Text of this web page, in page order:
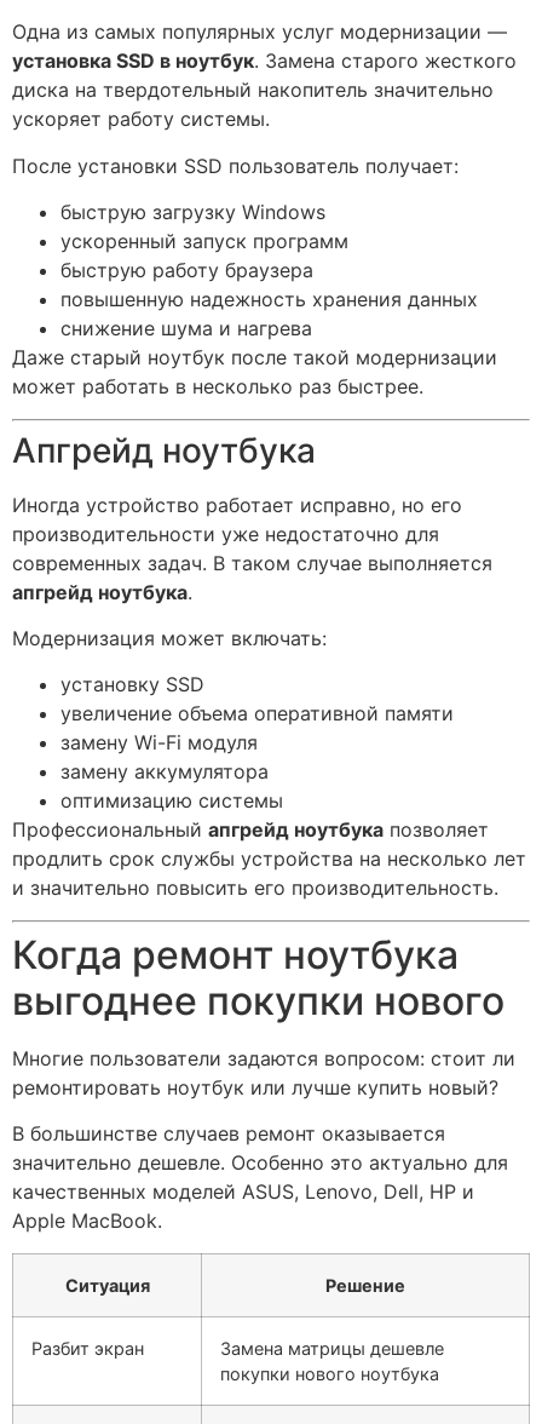
Одна из самых популярных услуг модернизации —
установка SSD в ноутбук. Замена старого жесткого
диска на твердотельный накопитель значительно
ускоряет работу системы.
После установки SSD пользователь получает:
быструю загрузку Windows
ускоренный запуск программ
быструю работу браузера
повышенную надежность хранения данных
снижение шума и нагрева
Даже старый ноутбук после такой модернизации
может работать в несколько раз быстрее.
Апгрейд ноутбука
Иногда устройство работает исправно, но его
производительности уже недостаточно для
современных задач. В таком случае выполняется
апгрейд ноутбука.
Модернизация может включать:
установку SSD
увеличение объема оперативной памяти
замену Wi-Fi модуля
замену аккумулятора
оптимизацию системы
Профессиональный апгрейд ноутбука позволяет
продлить срок службы устройства на несколько лет
и значительно повысить его производительность.
Когда ремонт ноутбука
выгоднее покупки нового
Многие пользователи задаются вопросом: стоит ли
ремонтировать ноутбук или лучше купить новый?
В большинстве случаев ремонт оказывается
значительно дешевле. Особенно это актуально для
качественных моделей ASUS, Lenovo, Dell, HP и
Apple MacBook.
Ситуация Решение
Разбит экран
Замена матрицы дешевле
покупки нового ноутбука